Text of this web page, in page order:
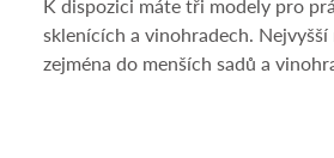
K dispozici máte tři modely pro
sklenících a vinohradech.
zejména do menších sadů a